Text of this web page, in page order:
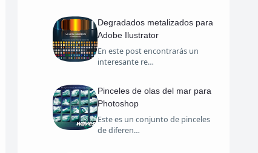
Degradados metalizados para
Adobe Ilustrator
En este post encontrarás un
interesante re…
Pinceles de olas del mar para
Photoshop
Este es un conjunto de pinceles
de diferen…